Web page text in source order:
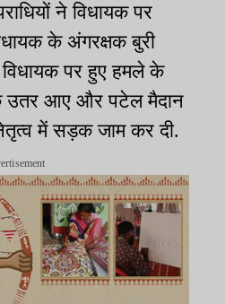
ने विधायक पर
के अंगरक्षक बुरी
पर हुए हमले के
उतर आए और पटेल मैदान
में सड़क जाम कर दी.